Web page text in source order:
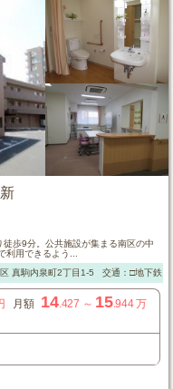
歩9分。公共施設が集まる南区の中
利用できるよう...
真駒内泉町2丁目1-5 交通：□地下鉄
月額 14.427 ～ 15.944万